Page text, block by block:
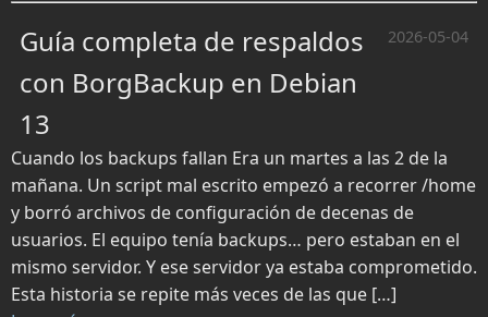
Guía completa de respaldos
con BorgBackup en Debian
13
2026-05-04
Cuando los backups fallan Era un martes a las 2 de la
mañana. Un script mal escrito empezó a recorrer /home
y borró archivos de configuración de decenas de
usuarios. El equipo tenía backups… pero estaban en el
mismo servidor. Y ese servidor ya estaba comprometido.
Esta historia se repite más veces de las que […]